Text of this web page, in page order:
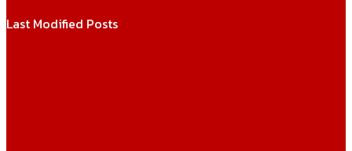
Last Modified Posts